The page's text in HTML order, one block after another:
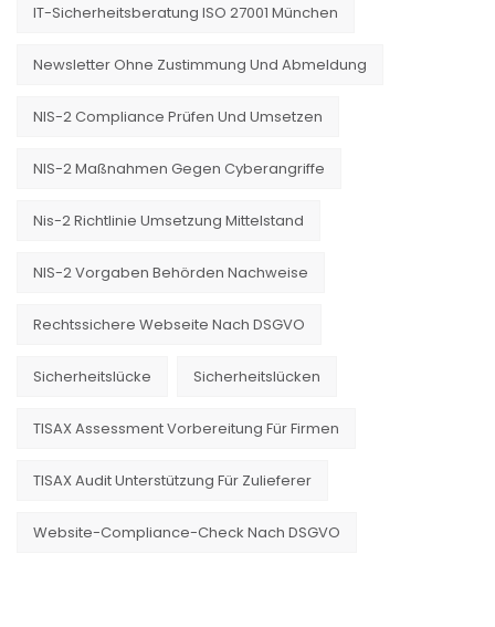
IT-Sicherheitsberatung ISO 27001 München
Newsletter Ohne Zustimmung Und Abmeldung
NIS-2 Compliance Prüfen Und Umsetzen
NIS-2 Maßnahmen Gegen Cyberangriffe
Nis-2 Richtlinie Umsetzung Mittelstand
NIS-2 Vorgaben Behörden Nachweise
Rechtssichere Webseite Nach DSGVO
Sicherheitslücke Sicherheitslücken
TISAX Assessment Vorbereitung Für Firmen
TISAX Audit Unterstützung Für Zulieferer
Website-Compliance-Check Nach DSGVO